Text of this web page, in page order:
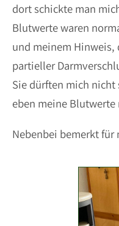
dort schickte man
Blutwerte waren
und meinem Hinweis,
partieller
Sie dürften mich
eben meine
Nebenbei bemerkt für